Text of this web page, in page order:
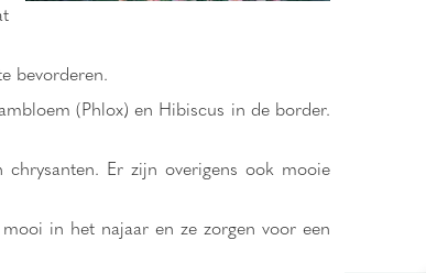
bevorderen.
(Phlox) en Hibiscus in de border.
chrysanten. Er zijn overigens ook mooie
in het najaar en ze zorgen voor een